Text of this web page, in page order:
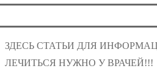
ЗДЕСЬ СТАТЬИ ДЛЯ
ЛЕЧИТЬСЯ НУЖНО У ВРАЧЕЙ!!!